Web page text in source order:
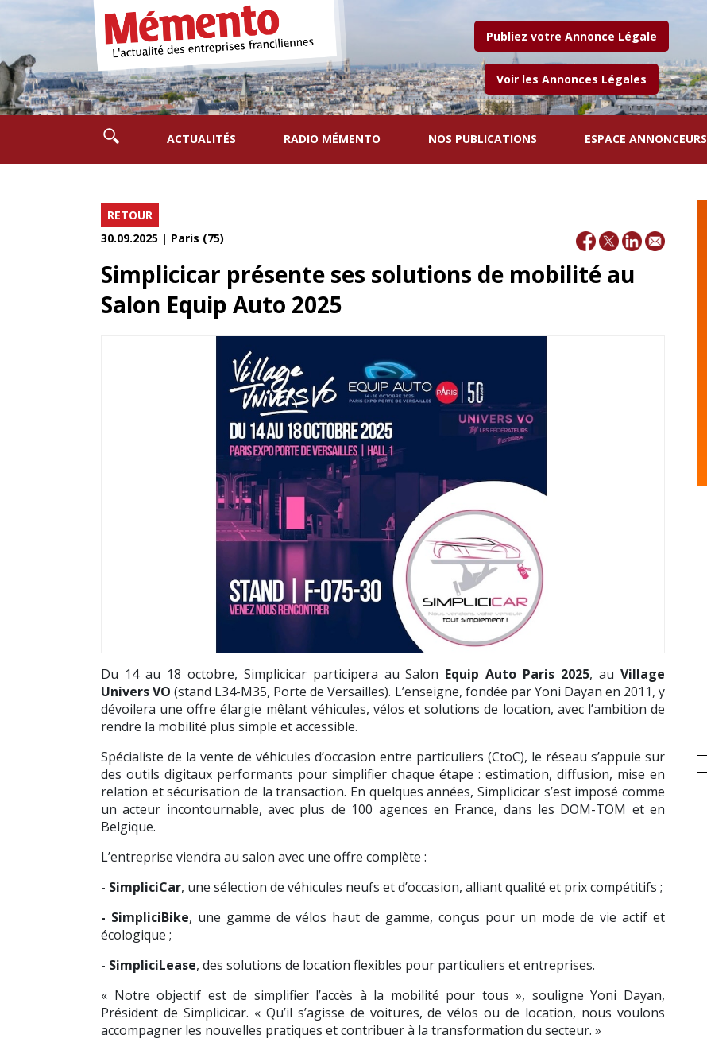
Publiez votre Annonce Légale
Voir les Annonces Légales
ACTUALITÉS RADIO MÉMENTO NOS PUBLICATIONS ESPACE ANNONCEURS
RETOUR
30.09.2025 | Paris (75)
Simplicicar présente ses solutions de mobilité au
Salon Equip Auto 2025
Du 14 au 18 octobre, Simplicicar participera au Salon Equip Auto Paris 2025, auVillage
Univers VO (stand L34-M35, Porte de Versailles). L’enseigne, fondée par Yoni Dayan en 2011, y
dévoilera une offre élargie mêlant véhicules, vélos et solutions de location, avec l’ambition de
rendre la mobilité plus simple et accessible.
Spécialiste de la vente de véhicules d’occasion entre particuliers (CtoC), le réseau s’appuie sur
des outils digitaux performants pour simplifier chaque étape : estimation, diffusion, mise en
relation et sécurisation de la transaction. En quelques années, Simplicicar s’est imposé comme
un acteur incontournable, avec plus de 100 agences en France, dans les DOM-TOM et en
Belgique.
L’entreprise viendra au salon avec une offre complète :
- SimpliciCar, une sélection de véhicules neufs et d’occasion, alliant qualité et prix compétitifs ;
- SimpliciBike, une gamme de vélos haut de gamme, conçus pour un mode de vie actif et
écologique ;
- SimpliciLease, des solutions de location flexibles pour particuliers et entreprises.
« Notre objectif est de simplifier l’accès à la mobilité pour tous », souligne Yoni Dayan,
Président de Simplicicar. « Qu’il s’agisse de voitures, de vélos ou de location, nous voulons
accompagner les nouvelles pratiques et contribuer à la transformation du secteur. »